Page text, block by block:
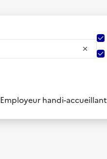
Employeur handi-accueillant